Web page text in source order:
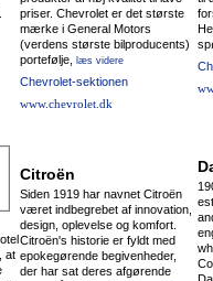
priser. Chevrolet er det største
mærke i General Motors
(verdens største bilproducents)
portefølje,
læs videre
Chevrolet-sektionen
www.chevrolet.dk
at
Citroën
Siden 1919 har navnet Citroën
været indbegrebet af innovation,
design, oplevelse og komfort.
Citroën's historie er fyldt med
epokegørende begivenheder,
der har sat deres afgørende